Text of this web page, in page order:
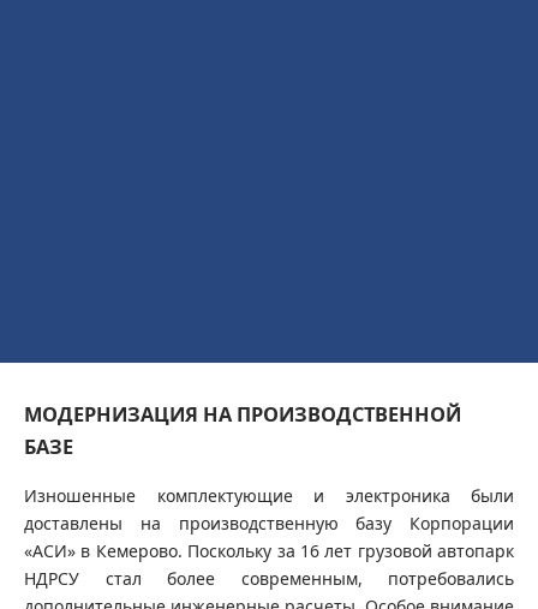
МОДЕРНИЗАЦИЯ НА ПРОИЗВОДСТВЕННОЙ
БАЗЕ
Изношенные комплектующие и электроника были
доставлены на производственную базу Корпорации
«АСИ» в Кемерово. Поскольку за 16 лет грузовой автопарк
НДРСУ стал более современным, потребовались